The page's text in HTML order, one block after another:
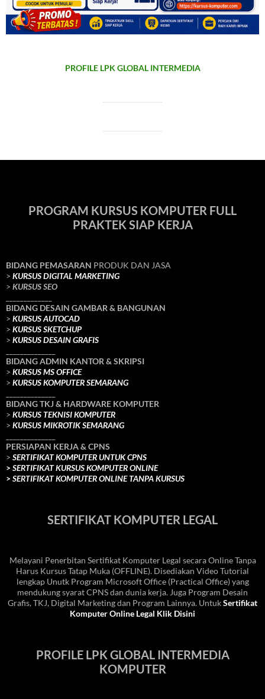
PROFILE LPK GLOBAL INTERMEDIA
PROGRAM KURSUS KOMPUTER FULL
PRAKTEK SIAP KERJA
BIDANG PEMASARAN PRODUK DAN JASA
> KURSUS DIGITAL MARKETING
> KURSUS SEO
BIDANG DESAIN GAMBAR & BANGUNAN
> KURSUS AUTOCAD
> KURSUS SKETCHUP
> KURSUS DESAIN GRAFIS
BIDANG ADMIN KANTOR & SKRIPSI
> KURSUS MS OFFICE
> KURSUS KOMPUTER SEMARANG
BIDANG TKJ & HARDWARE KOMPUTER
> KURSUS TEKNISI KOMPUTER
> KURSUS MIKROTIK SEMARANG
PERSIAPAN KERJA & CPNS
> SERTIFIKAT KOMPUTER UNTUK CPNS
> SERTIFIKAT KURSUS KOMPUTER ONLINE
> SERTIFIKAT KOMPUTER ONLINE TANPA KURSUS
SERTIFIKAT KOMPUTER LEGAL
Melayani Penerbitan Sertifikat Komputer Legal secara Online Tanpa
Harus Kursus Tatap Muka (OFFLINE). Disediakan Video Tutorial
lengkap Unutk Program Microsoft Office (Practical Office) yang
mendukung syarat CPNS dan dunia kerja. Juga Program Desain
Grafis, TKJ, Digital Marketing dan Program Lainnya. UntukSertifikat
Komputer Online Legal Klik Disini
PROFILE LPK GLOBAL INTERMEDIA
KOMPUTER